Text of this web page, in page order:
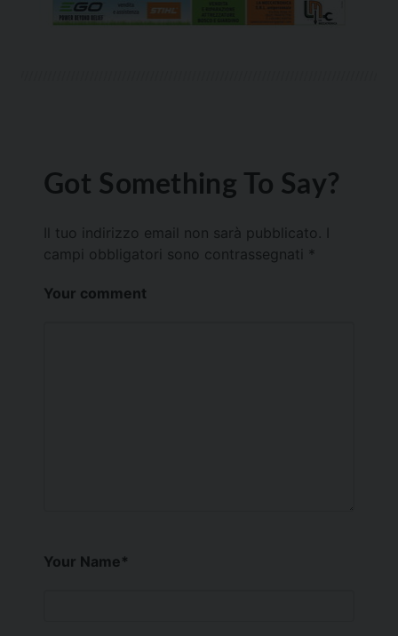
Got Something To Say?
Il tuo indirizzo email non sarà pubblicato.
campi obbligatori sono contrassegnati *
Your comment
Your Name*